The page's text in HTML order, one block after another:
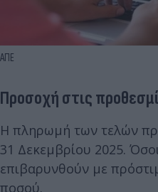
ΑΠΕ
Προσοχή στις
Η πληρωμή των τελών
31 Δεκεμβρίου 2025.
επιβαρυνθούν με
ποσού.